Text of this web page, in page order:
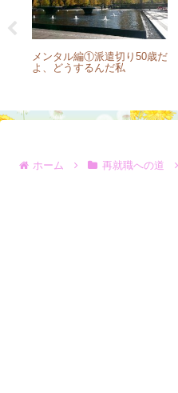
メンタル編①派遣切り50歳だ
よ、どうするんだ私
ホーム 再就職への道